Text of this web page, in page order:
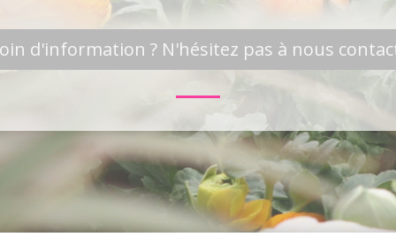
d'information ? N'hésitez pas à nous